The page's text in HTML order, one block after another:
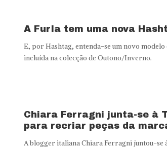
A Furla tem uma nova
E, por Hashtag, entenda-se um novo
incluída na colecção de Outono/Inverno.
Chiara Ferragni junta-se à
para recriar peças da
A blogger italiana Chiara Ferragni juntou-se